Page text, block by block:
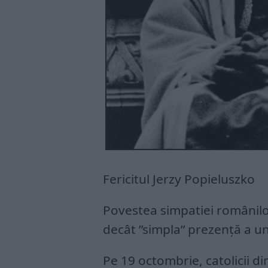
Fericitul Jerzy Popieluszko
Povestea simpatiei
decât ”simpla” prezență a
Pe 19 octombrie, catolicii